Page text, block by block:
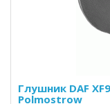
Глушник DAF
Polmostrow